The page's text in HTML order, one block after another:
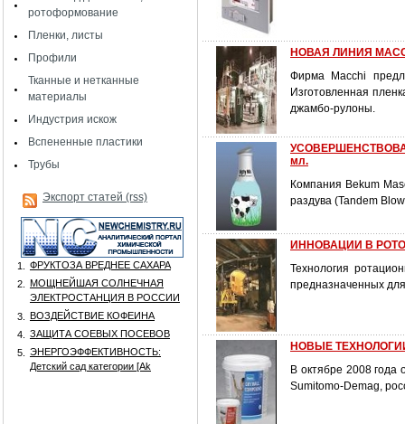
ротоформование
Пленки, листы
Профили
Тканные и нетканные
материалы
Индустрия искож
Вспененные пластики
Трубы
Экспорт статей (rss)
1.
ФРУКТОЗА ВРЕДНЕЕ САХАРА
2.
МОЩНЕЙШАЯ СОЛНЕЧНАЯ
ЭЛЕКТРОСТАНЦИЯ В РОССИИ
3.
ВОЗДЕЙСТВИЕ КОФЕИНА
4.
ЗАЩИТА СОЕВЫХ ПОСЕВОВ
5.
ЭНЕРГОЭФФЕКТИВНОСТЬ:
Детский сад категории [Аk
НОВАЯ ЛИНИЯ
Фирма Macchi
Изготовленная
джамбо-рулоны.
мл.
Компания Bekum
раздува (Tandem
ИННОВАЦИИ В
Технология
предназначенных
НОВЫЕ
В октябре 2008
Sumitomo-Demag,